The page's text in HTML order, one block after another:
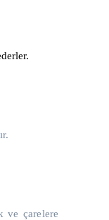
ve çarelere